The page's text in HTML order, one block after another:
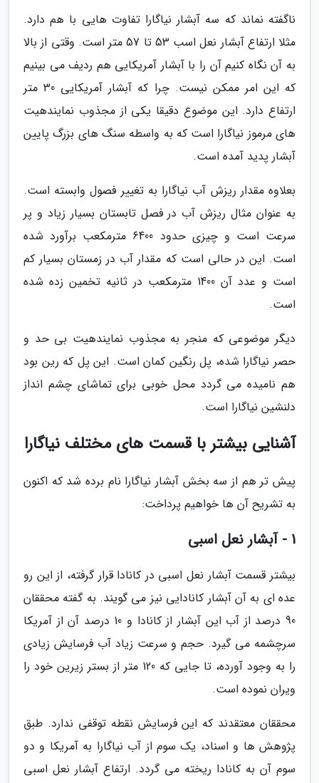
ناگفته نماند که سه آبشار نیاگارا تفاوت هایی با هم دارد.
مثلا ارتفاع آبشار نعل اسب 53 تا 57 متر است. وقتی از بالا
به آن نگاه کنیم آن را با آبشار آمریکایی هم ردیف می بینیم
که این امر ممکن نیست. چرا که آبشار آمریکایی 30 متر
ارتفاع دارد. این موضوع دقیقا یکی از مجذوب نمایندهیت
های مرموز نیاگارا است که به واسطه سنگ های بزرگ پایین
آبشار پدید آمده است.
بعلاوه مقدار ریزش آب نیاگارا به تغییر فصول وابسته است.
به عنوان مثال ریزش آب در فصل تابستان بسیار زیاد و پر
سرعت است و چیزی حدود 6400 مترمکعب برآورد شده
است. این در حالی است که مقدار آب در زمستان بسیار کم
است و عدد آن 1400 مترمکعب در ثانیه تخمین زده شده
است.
دیگر موضوعی که منجر به مجذوب نمایندهیت بی حد و
حصر نیاگارا شده، پل رنگین کمان است. این پل که رین بود
هم نامیده می گردد محل خوبی برای تماشای چشم انداز
دلنشین نیاگارا است.
آشنایی بیشتر با قسمت های مختلف نیاگارا
پیش تر هم از سه بخش آبشار نیاگارا نام برده شد که اکنون
به تشریح آن ها خواهیم پرداخت:
1 - آبشار نعل اسبی
بیشتر قسمت آبشار نعل اسبی در کانادا قرار گرفته، از این رو
عده ای به آن آبشار کانادایی نیز می گویند. به گفته محققان
90 درصد از آب این آبشار از کانادا و 10 درصد آن از آمریکا
سرچشمه می گیرد. حجم و سرعت زیاد آب فرسایش زیادی
را به وجود آورده، تا جایی که 120 متر از بستر زیرین خود را
ویران نموده است.
محققان معتقدند که این فرسایش نقطه توقفی ندارد. طبق
پژوهش ها و اسناد، یک سوم از آب نیاگارا به آمریکا و دو
سوم آن به کانادا ریخته می گردد. ارتفاع آبشار نعل اسبی